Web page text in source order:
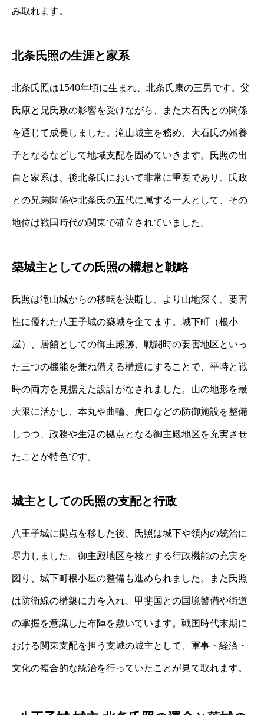
み取れます。
北条氏照の生涯と家系
北条氏照は1540年頃に生まれ、北条氏康の三男です。父
氏康と兄氏政の影響を受けながら、また大石氏との関係
を通じて成長しました。滝山城主を務め、大石氏の婿養
子となるなどして地域支配を固めていきます。氏照の出
自と家系は、後北条氏において非常に重要であり、氏政
との兄弟関係や北条氏の五代に属する一人として、その
地位は戦国時代の関東で確立されていました。
築城主としての氏照の構想と戦略
氏照は滝山城からの移転を決断し、より山地深く、要害
性に優れた八王子城の築城を企てます。城下町（根小
屋）、居館としての御主殿跡、戦闘時の要害地区といっ
た三つの機能を兼ね備える構造にすることで、平時と戦
時の両方を見据えた設計がなされました。山の地形を最
大限に活かし、本丸や曲輪、虎口などの防御施設を整備
しつつ、政務や生活の拠点となる御主殿地区を充実させ
たことが特色です。
城主としての氏照の支配と行政
八王子城に拠点を移した後、氏照は城下や領内の統治に
尽力しました。御主殿地区を核とする行政機能の充実を
図り、城下町根小屋の整備も進められました。また氏照
は防衛線の構築に力を入れ、甲斐国との国境警備や街道
の掌握を意識した布陣を敷いています。戦国時代末期に
おける関東支配を担う支城の城主として、軍事・経済・
文化の複合的な統治を行っていたことが見て取れます。